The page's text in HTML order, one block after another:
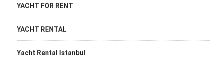
YACHT FOR RENT
YACHT RENTAL
Yacht Rental Istanbul